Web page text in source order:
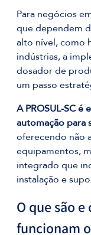
Para negócios
que dependem
alto nível, como
indústrias, a
dosador de
um passo
A PROSUL-SC é
automação para
oferecendo não
equipamentos,
integrado que
instalação e
O que são e
funcionam